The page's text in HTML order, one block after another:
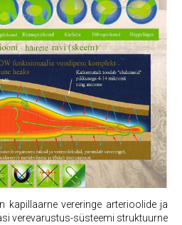
kapillaarne vereringe arterioolide ja
verevarustus-süsteemi struktuurne